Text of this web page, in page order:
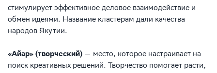
стимулирует эффективное деловое взаимодействие и
обмен идеями. Название кластерам дали качества
народов Якутии.
«Айар» (творческий) — место, которое настраивает на
поиск креативных решений. Творчество помогает расти,